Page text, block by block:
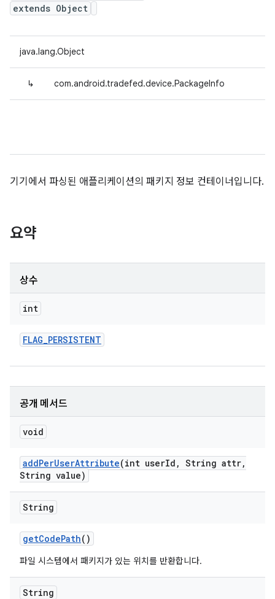
extends Object
java.lang.Object
↳ com.android.tradefed.device.PackageInfo
기기에서 파싱된 애플리케이션의 패키지 정보 컨테이너입니다.
요약
상수
int
FLAG_PERSISTENT
공개 메서드
void
addPerUserAttribute(int userId , String attr,
String value)
String
getCodePath()
파일 시스템에서 패키지가 있는 위치를 반환합니다.
String